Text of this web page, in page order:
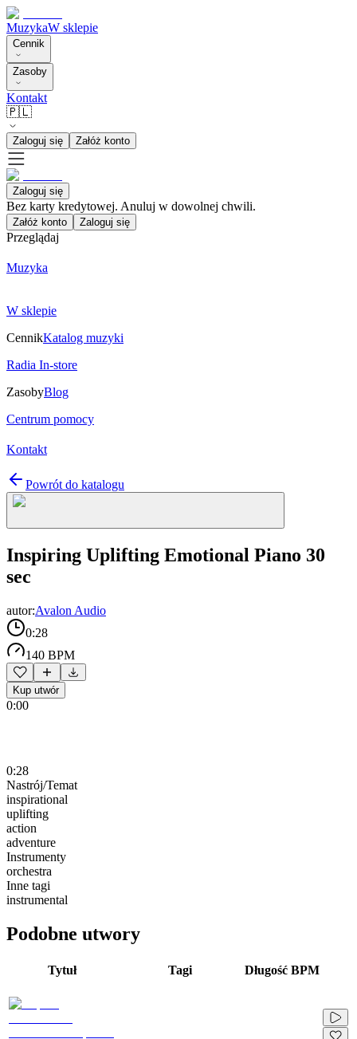
MuzykaW sklepie
Cennik
Zasoby
Kontakt
🇵🇱
Zaloguj się Załóż konto
Zaloguj się
Bez karty kredytowej. Anuluj w dowolnej chwili.
Załóż konto Zaloguj się
Przeglądaj
Muzyka
W sklepie
CennikKatalog muzyki
Radia In-store
ZasobyBlog
Centrum pomocy
Kontakt
Powrót do katalogu
Inspiring Uplifting Emotional Piano 30
sec
autor:Avalon Audio
0:28
140 BPM
Kup utwór
0:00
0:28
Nastrój/Temat
inspirational
uplifting
action
adventure
Instrumenty
orchestra
Inne tagi
instrumental
Podobne utwory
Tytuł Tagi Długość BPM